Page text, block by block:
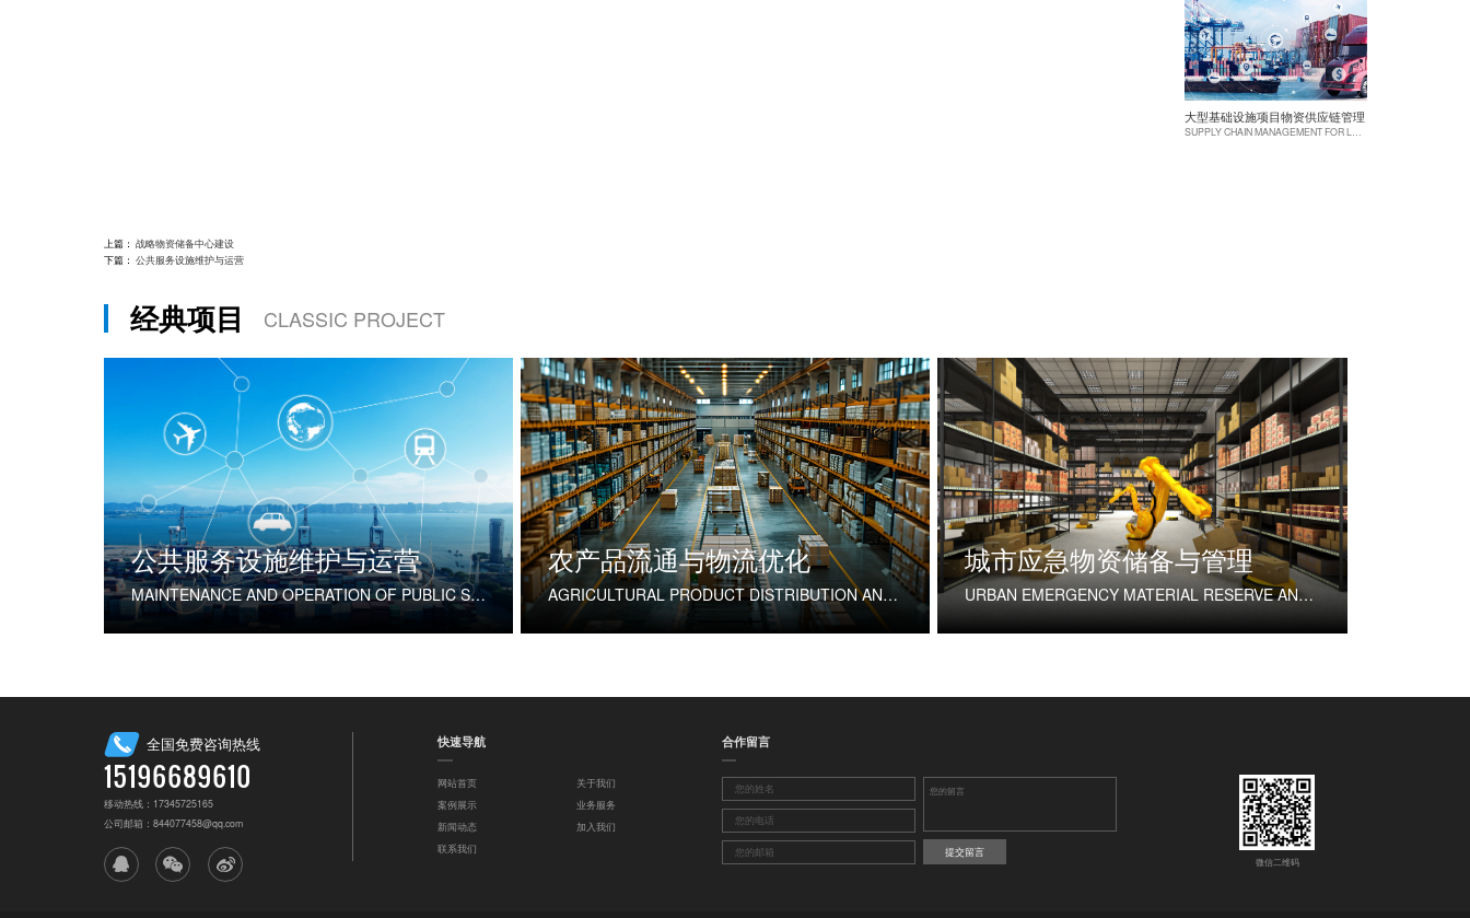
上篇： 战略物资储备中心建设
下篇： 公共服务设施维护与运营
大型基础设施项目物资供应链管理
SUPPLY CHAIN MANAGEMENT FOR LARGE-SCALE INFRASTRUCTURE PROJECTS
经典项目 CLASSIC PROJECT
公共服务设施维护与运营
MAINTENANCE AND OPERATION OF PUBLIC SERVICE FACILITIES
农产品流通与物流优化
AGRICULTURAL PRODUCT DISTRIBUTION AND LOGISTICS OPTIMIZATION
城市应急物资储备与管理
URBAN EMERGENCY MATERIAL RESERVE AND MANAGEMENT
全国免费咨询热线
15196689610
移动热线：17345725165
公司邮箱：844077458@qq.com
快速导航
网站首页
关于我们
案例展示
业务服务
新闻动态
加入我们
联系我们
合作留言
提交留言
微信二维码